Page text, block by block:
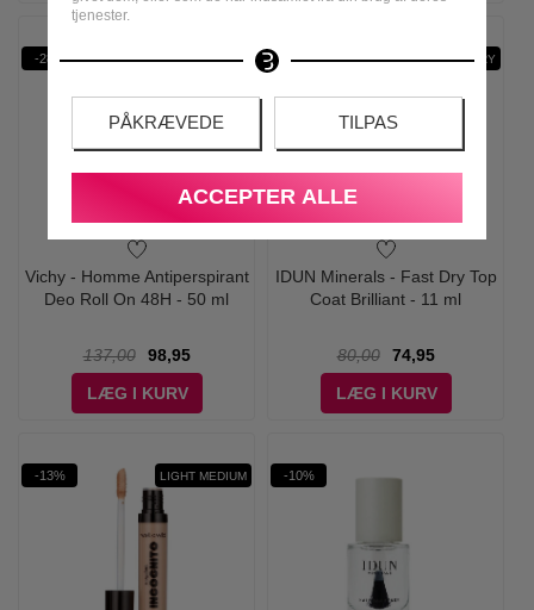
tjenester.
PÅKRÆVEDE TILPAS
ACCEPTER ALLE
-28%
Vichy - Homme Antiperspirant
Deo Roll On 48H - 50 ml
137,00
98,95
LÆG I KURV
FAST DRY
IDUN Minerals - Fast Dry Top
Coat Brilliant - 11 ml
80,00
74,95
LÆG I KURV
-13% LIGHT MEDIUM -10%